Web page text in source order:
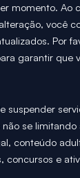
momento. Ao
você
Por
garantir que
suspender
se
conteúdo
concursos e